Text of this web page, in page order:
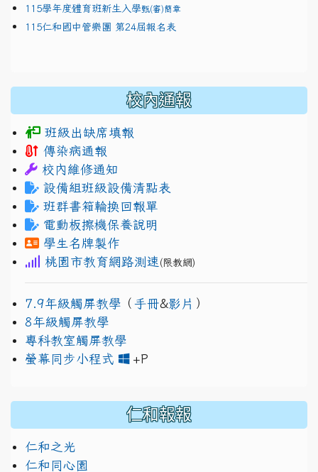
115學年度體育班新生入學甄(審)簡章
115仁和國中管樂團 第24屆報名表
校內通報
班級出缺席填報
傳染病通報
校內維修通知
設備組班級設備清點表
班群書箱輪換回報單
電動板擦機保養說明
學生名牌製作
桃園市教育網路測速 (限教網)
7.9年級觸屏教學 （ 手冊&影片 ）
8年級觸屏教學
專科教室觸屏教學
螢幕同步小程式
+P
仁和報報
仁和之光
仁和同心園